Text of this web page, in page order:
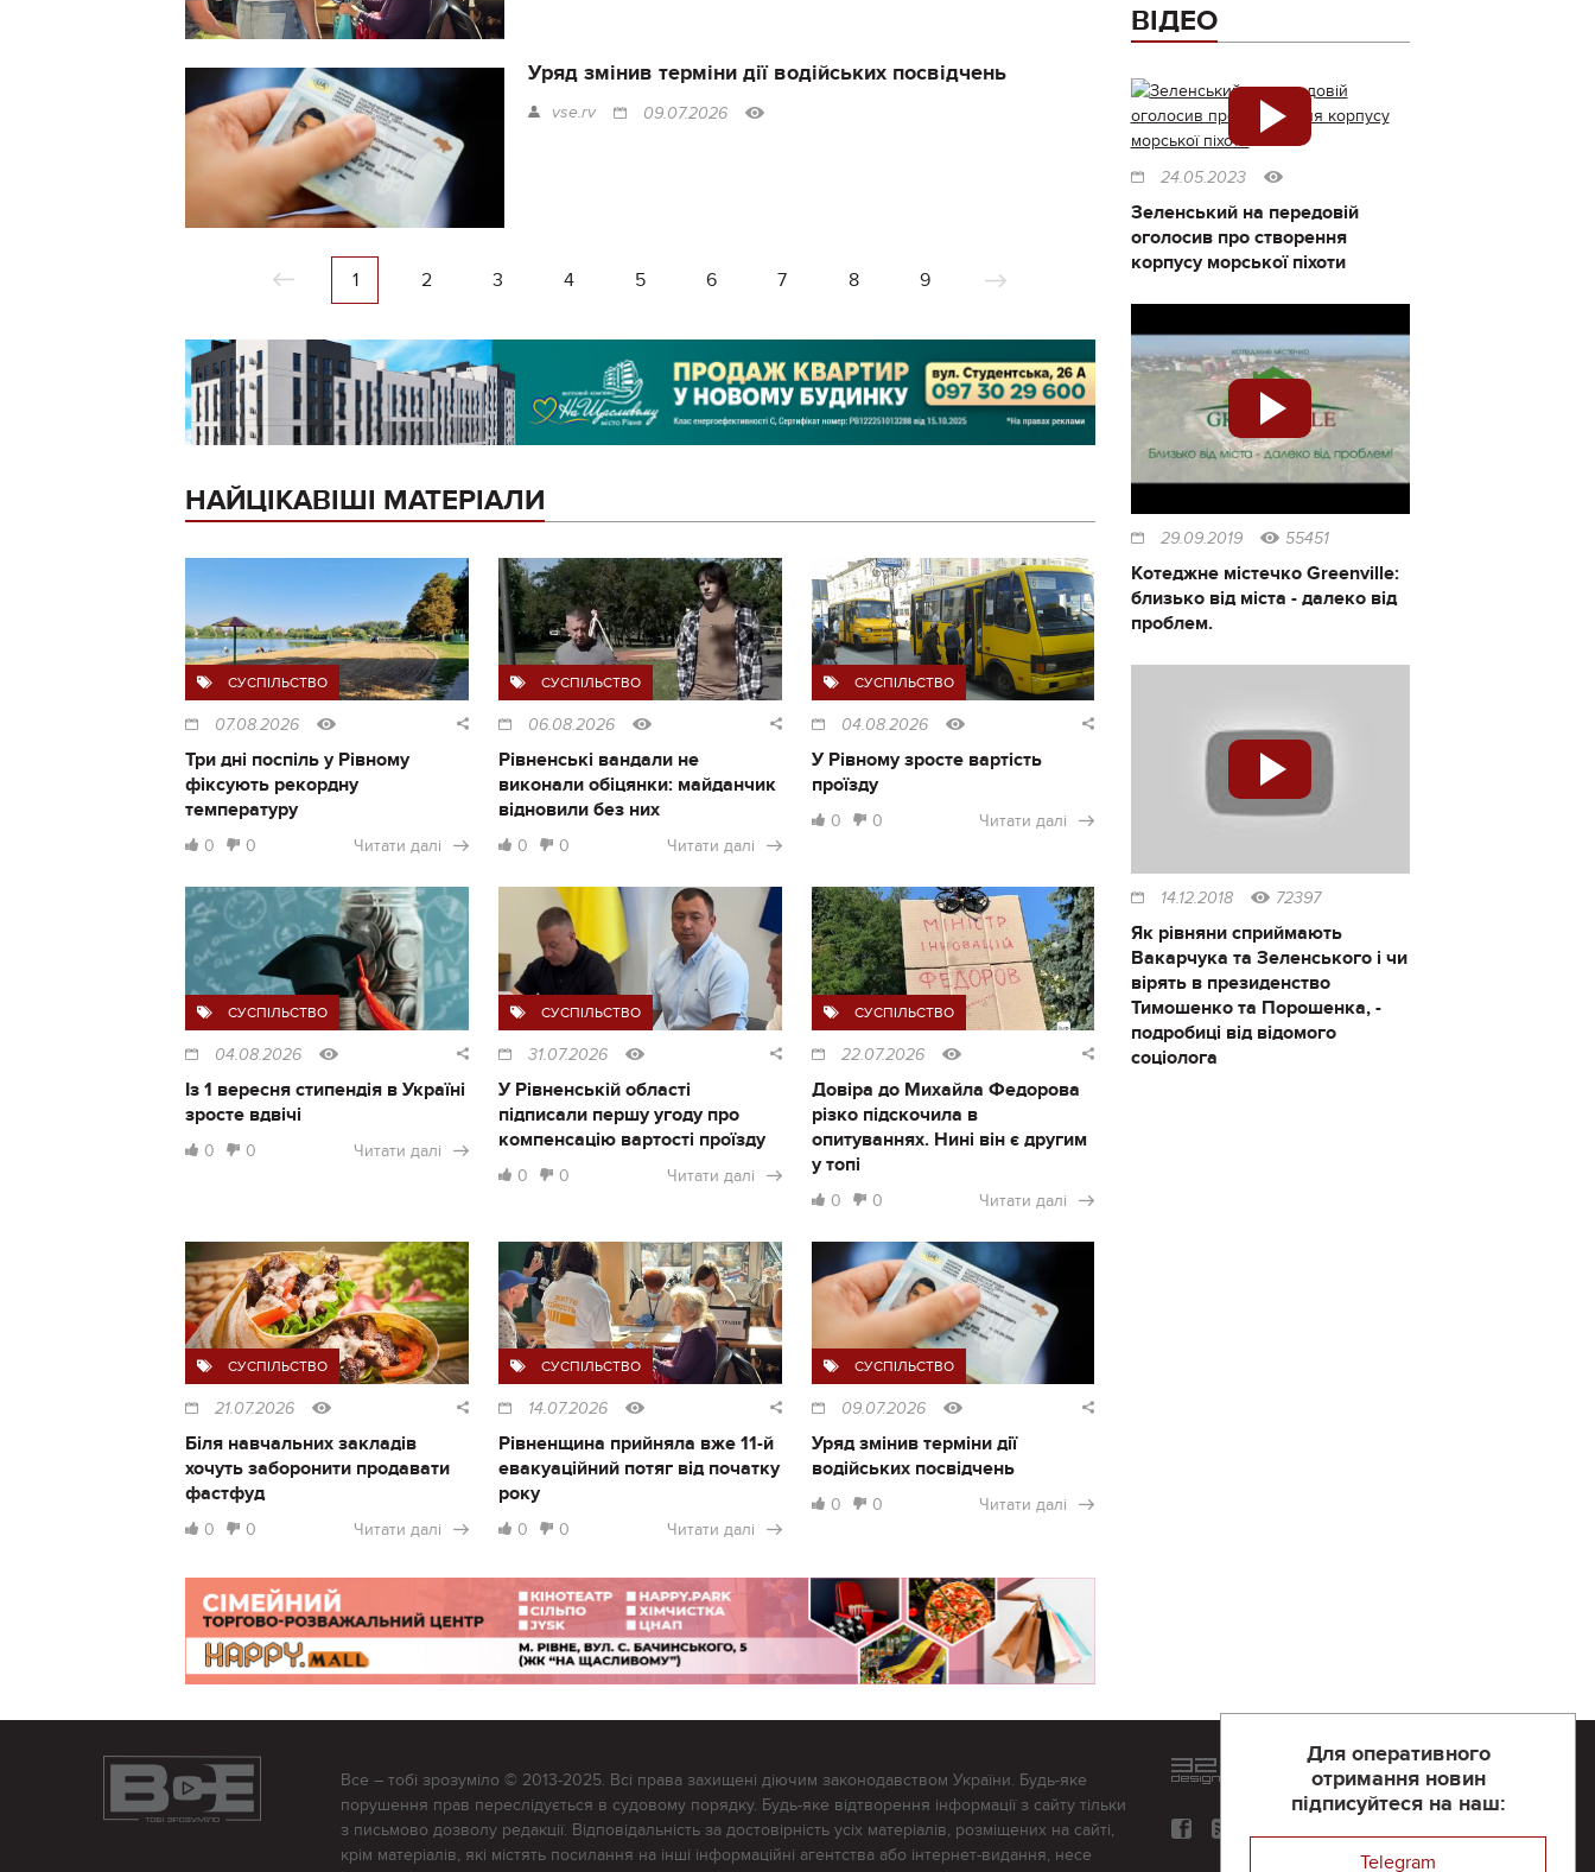
Уряд змінив терміни дії водійських посвідчень
vse.rv 09.07.2026
1 2 3 4 5 6 7 8 9
НАЙЦІКАВІШІ МАТЕРІАЛИ
СУСПІЛЬСТВО
07.08.2026
Три дні поспіль у Рівному
фіксують рекордну
температуру
0 0 Читати далі
СУСПІЛЬСТВО
06.08.2026
Рівненські вандали не
виконали обіцянки: майданчик
відновили без них
0 0 Читати далі
СУСПІЛЬСТВО
04.08.2026
У Рівному зросте вартість
проїзду
0 0 Читати далі
СУСПІЛЬСТВО
04.08.2026
Із 1 вересня стипендія в Україні
зросте вдвічі
0 0 Читати далі
СУСПІЛЬСТВО
31.07.2026
У Рівненській області
підписали першу угоду про
компенсацію вартості проїзду
0 0 Читати далі
СУСПІЛЬСТВО
22.07.2026
Довіра до Михайла Федорова
різко підскочила в
опитуваннях. Нині він є другим
у топі
0 0 Читати далі
СУСПІЛЬСТВО
21.07.2026
Біля навчальних закладів
хочуть заборонити продавати
фастфуд
0 0 Читати далі
СУСПІЛЬСТВО
14.07.2026
Рівненщина прийняла вже 11-й
евакуаційний потяг від початку
року
0 0 Читати далі
СУСПІЛЬСТВО
09.07.2026
Уряд змінив терміни дії
водійських посвідчень
0 0 Читати далі
ВІДЕО
24.05.2023
Зеленський на передовій
оголосив про створення
корпусу морської піхоти
29.09.2019 55451
Котеджне містечко Greenville:
близько від міста - далеко від
проблем.
14.12.2018 72397
Як рівняни сприймають
Вакарчука та Зеленського і чи
вірять в президенство
Тимошенко та Порошенка, -
подробиці від відомого
соціолога
Для оперативного
отримання новин
підписуйтеся на наш:
Telegram
Все – тобі зрозуміло © 2013-2025. Всі права захищені діючим законодавством України. Будь-яке
порушення прав переслідується в судовому порядку. Будь-яке відтворення інформації з сайту тільки
з письмово дозволу редакції. Відповідальність за достовірність усіх матеріалів, розміщених на сайті,
крім матеріалів, які містять посилання на інші інформаційні агентства або інтернет-видання, несе
Розроблений та підтримується
компанії 32х32